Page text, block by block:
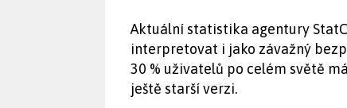
Aktuální statistika agentury
interpretovat i jako závažný
30 % uživatelů po celém světě
ještě starší verzi.